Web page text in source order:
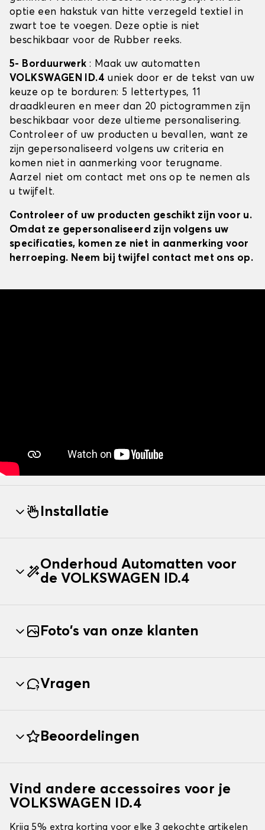
optie een hakstuk van hitte verzegeld textiel in
zwart toe te voegen. Deze optie is niet
beschikbaar voor de Rubber reeks.
5- Borduurwerk : Maak uw automatten
VOLKSWAGEN ID.4 uniek door er de tekst van uw
keuze op te borduren: 5 lettertypes, 11
draadkleuren en meer dan 20 pictogrammen zijn
beschikbaar voor deze ultieme personalisering.
Controleer of uw producten u bevallen, want ze
zijn gepersonaliseerd volgens uw criteria en
komen niet in aanmerking voor terugname.
Aarzel niet om contact met ons op te nemen als
u twijfelt.
Controleer of uw producten geschikt zijn voor u.
Omdat ze gepersonaliseerd zijn volgens uw
specificaties, komen ze niet in aanmerking voor
herroeping. Neem bij twijfel contact met ons op.
Installatie
Onderhoud Automatten voor
de VOLKSWAGEN ID.4
Foto's van onze klanten
Vragen
Beoordelingen
Vind andere accessoires voor je
VOLKSWAGEN ID.4
Krijg 5% extra korting voor elke 3 gekochte artikelen